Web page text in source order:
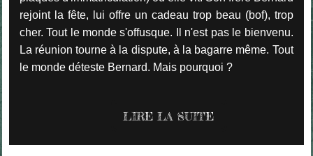
rejoint la fête, lui offre un cadeau trop beau (bof), trop
cher. Tout le monde s'offusque. Il n'est pas le bienvenu.
La réunion tourne à la dispute, à la bagarre même. Tout
le monde déteste Bernard. Mais pourquoi ?
LIRE LA SUITE